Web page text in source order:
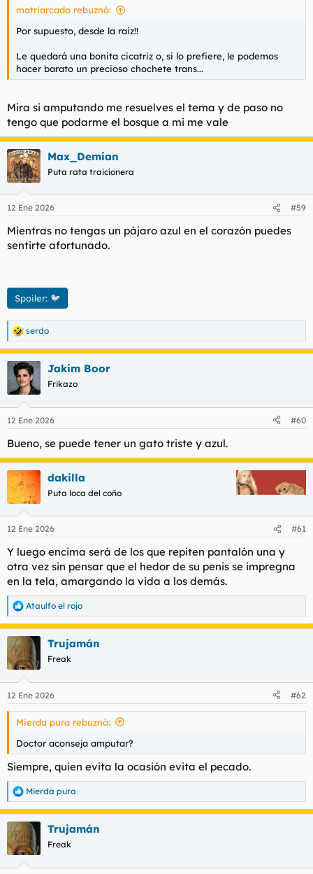
matriarcado rebuznó:
Por supuesto, desde la raiz!!
Le quedará una bonita cicatriz o, si lo prefiere, le podemos
hacer barato un precioso chochete trans...
Mira si amputando me resuelves el tema y de paso no
tengo que podarme el bosque a mi me vale
Max_Demian
Puta rata traicionera
12 Ene 2026 #59
Mientras no tengas un pájaro azul en el corazón puedes
sentirte afortunado.
Spoiler: 🐦
R
e
a
c
c
i
e
:
serdo
Jakim Boor
Frikazo
12 Ene 2026 #60
Bueno, se puede tener un gato triste y azul.
dakilla
Puta loca del coño
12 Ene 2026 #61
Y luego encima será de los que repiten pantalón una y
otra vez sin pensar que el hedor de su penis se impregna
en la tela, amargando la vida a los demás.
R
e
a
c
c
i
e
s
Ataulfo el rojo
Trujamán
Freak
12 Ene 2026 #62
Mierda pura rebuznó:
Doctor aconseja amputar?
Siempre, quien evita la ocasión evita el pecado.
R
e
a
c
c
i
Mierda pura
Trujamán
Freak